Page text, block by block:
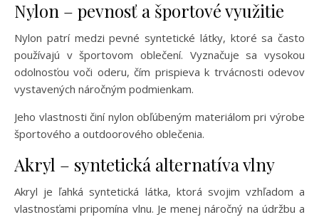
Nylon – pevnosť a športové využitie
Nylon patrí medzi pevné syntetické látky, ktoré sa často
používajú v športovom oblečení. Vyznačuje sa vysokou
odolnosťou voči oderu, čím prispieva k trvácnosti odevov
vystavených náročným podmienkam.
Jeho vlastnosti činí nylon obľúbeným materiálom pri výrobe
športového a outdoorového oblečenia.
Akryl – syntetická alternatíva vlny
Akryl je ľahká syntetická látka, ktorá svojim vzhľadom a
vlastnosťami pripomína vlnu. Je menej náročný na údržbu a